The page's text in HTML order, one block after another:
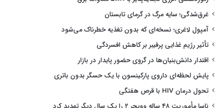
غرق‌شدگی؛ سایه مرگ در گرمای تابستان
آمپول لاغری؛ نسخه‌ای که بدون تغذیه خطرناک می‌شود
تأثیر رژیم غذایی پرفیبر بر کاهش افسردگی
اقتدار دانش‌بنیان‌ها در گروی حضور پایدار در بازار
پایش لحظه‌ای داروی پارکینسون با یک حسگر بدون باتری
تحول درمان HIV با قرص هفتگی